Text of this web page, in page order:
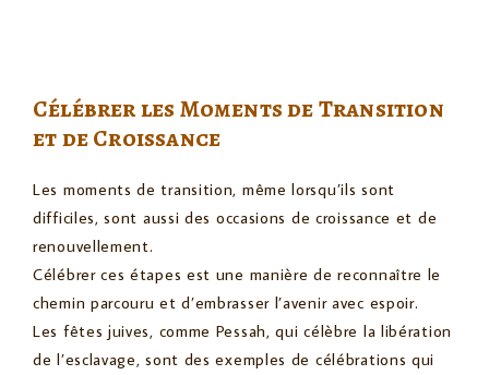
Célébrer les Moments de Transition
et de Croissance
Les moments de transition, même lorsqu’ils sont
difficiles, sont aussi des occasions de croissance et de
renouvellement.
Célébrer ces étapes est une manière de reconnaître le
chemin parcouru et d’embrasser l’avenir avec espoir.
Les fêtes juives, comme Pessah, qui célèbre la libération
de l’esclavage, sont des exemples de célébrations qui